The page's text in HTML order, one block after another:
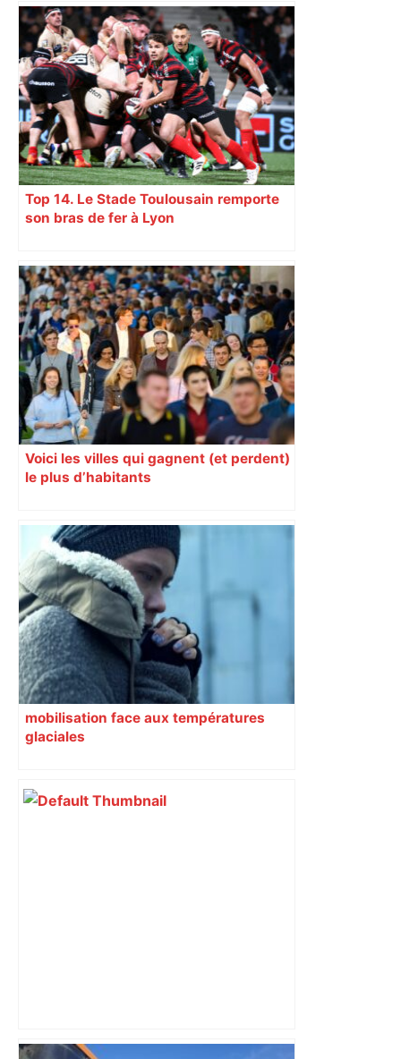
Top 14. Le Stade Toulousain remporte
son bras de fer à Lyon
Voici les villes qui gagnent (et perdent)
le plus d’habitants
mobilisation face aux températures
glaciales